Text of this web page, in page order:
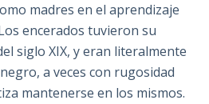
madres en el aprendizaje
encerados tuvieron su
siglo XIX, y eran literalmente
a veces con rugosidad
mantenerse en los mismos.